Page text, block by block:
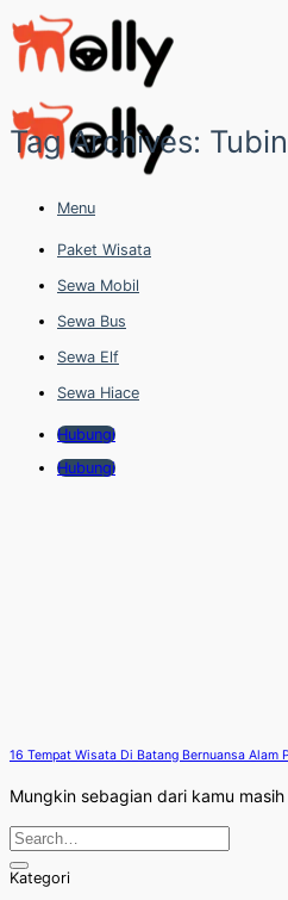
Skip
to
content
Menu
Paket Wisata
Sewa Mobil
Sewa Bus
Sewa Elf
Sewa Hiace
Hubungi
Hubungi
Tag Archives:
16 Tempat Wisata Di Batang Bernuansa Alam
Mungkin sebagian dari kamu
Kategori